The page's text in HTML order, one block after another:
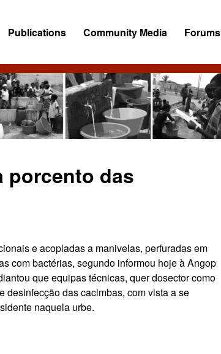
Publications Community Media Forums
porcento das
e acopladas a manivelas, perfuradas em
com bactérias, segundo informou hoje à Angop
que equipas técnicas, quer dosector como
desinfecção das cacimbas, com vista a se
naquela urbe.